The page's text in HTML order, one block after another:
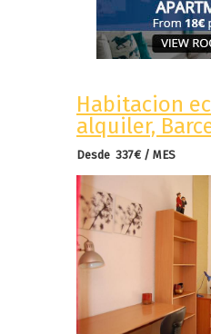
Habitacion
alquiler,
Desde 337€ / MES